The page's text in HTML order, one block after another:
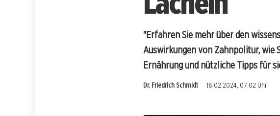
"Erfahren Sie mehr über den
Auswirkungen von Zahnpolitur, wie
Ernährung und nützliche Tipps für
Dr. Friedrich Schmidt 18.02.2024, 07:02 Uhr